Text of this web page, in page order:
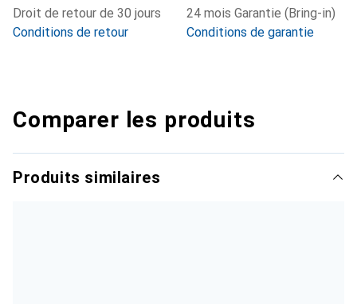
Droit de retour de 30 jours
Conditions de retour
24 mois Garantie (Bring-in)
Conditions de garantie
Comparer les produits
Produits similaires